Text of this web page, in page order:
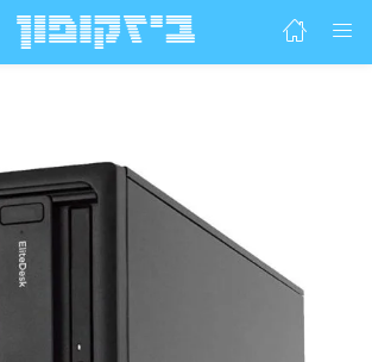
התחבר
הזן שם משתמש וסיסמא ע"מ להתחבר.